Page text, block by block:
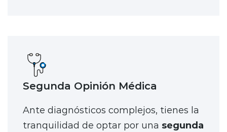
Segunda Opinión Médica
Ante diagnósticos complejos, tienes la
tranquilidad de optar por una segunda